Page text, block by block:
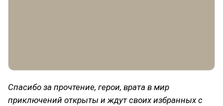
Спасибо за прочтение, герои, врата в мир
приключений открыты и ждут своих избранных с